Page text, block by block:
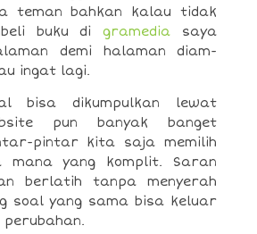
teman bahkan kalau tidak
buku digramedia saya
demi halaman diam-
ingat lagi.
bisa dikumpulkan lewat
pun banyak banget
pintar kita saja memilih
mana yang komplit. Saran
berlatih tanpa menyerah
soal yang sama bisa keluar